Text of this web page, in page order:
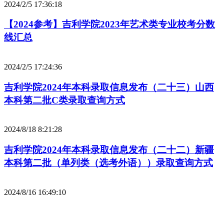
2024/2/5 17:36:18
【2024参考】吉利学院2023年艺术类专业校考分数
线汇总
2024/2/5 17:24:36
吉利学院2024年本科录取信息发布（二十三）山西
本科第二批C类录取查询方式
2024/8/18 8:21:28
吉利学院2024年本科录取信息发布（二十二）新疆
本科第二批（单列类（选考外语））录取查询方式
2024/8/16 16:49:10